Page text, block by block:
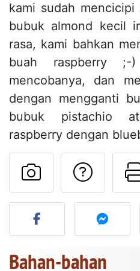
kami sudah
bubuk almond kecil
rasa, kami bahkan
buah raspberry
mencobanya, dan
dengan mengganti
bubuk pistachio
raspberry dengan
Unggah
Bahan-bahan